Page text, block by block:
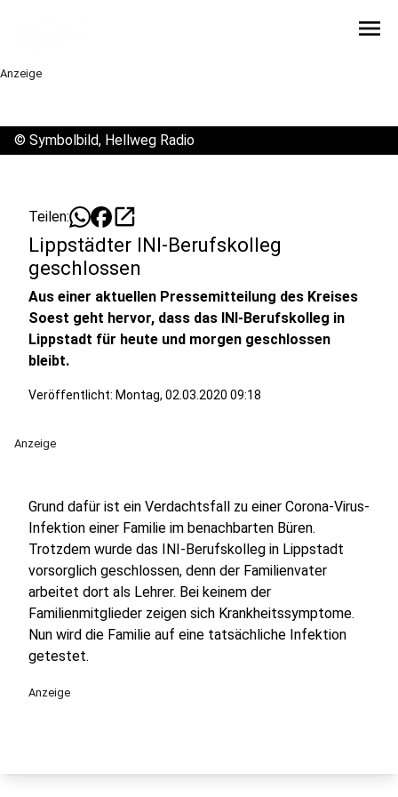
menu
Anzeige
© Symbolbild, Hellweg Radio
Teilen: open_in_new
Lippstädter INI-Berufskolleg
geschlossen
Aus einer aktuellen Pressemitteilung des Kreises
Soest geht hervor, dass das INI-Berufskolleg in
Lippstadt für heute und morgen geschlossen
bleibt.
Veröffentlicht: Montag, 02.03.2020 09:18
Anzeige
Grund dafür ist ein Verdachtsfall zu einer Corona-Virus-
Infektion einer Familie im benachbarten Büren.
Trotzdem wurde das INI-Berufskolleg in Lippstadt
vorsorglich geschlossen, denn der Familienvater
arbeitet dort als Lehrer. Bei keinem der
Familienmitglieder zeigen sich Krankheitssymptome.
Nun wird die Familie auf eine tatsächliche Infektion
getestet.
Anzeige